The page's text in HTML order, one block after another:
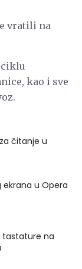
vratili na
kao i sve
čitanje u
ekrana u Opera
tastature na